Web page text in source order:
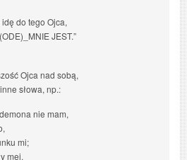
do tego Ojca,
JEST.”
Ojca nad sobą,
słowa, np.:
nie mam,
mi;
mej.